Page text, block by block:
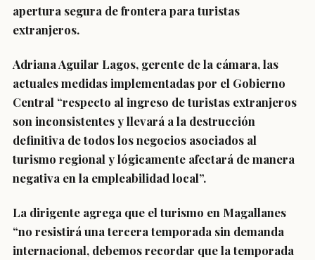
apertura segura de frontera para turistas
extranjeros.
Adriana Aguilar Lagos, gerente de la cámara, las
actuales medidas implementadas por el Gobierno
Central “respecto al ingreso de turistas extranjeros
son inconsistentes y llevará a la destrucción
definitiva de todos los negocios asociados al
turismo regional y lógicamente afectará de manera
negativa en la empleabilidad local”.
La dirigente agrega que el turismo en Magallanes
“no resistirá una tercera temporada sin demanda
internacional, debemos recordar que la temporada